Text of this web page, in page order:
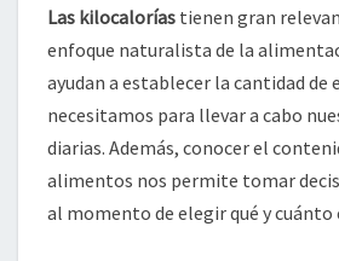
Las kilocalorías tienen gran
enfoque naturalista de la
ayudan a establecer la cantidad de
necesitamos para llevar a cabo
diarias. Además, conocer el
alimentos nos permite tomar
al momento de elegir qué y cuánto